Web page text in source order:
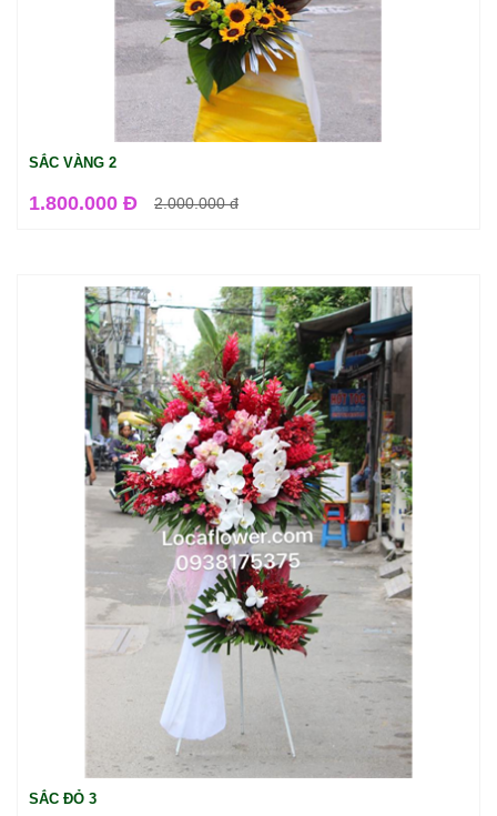
SẮC VÀNG 2
1.800.000 Đ 2.000.000đ
SẮC ĐỎ 3